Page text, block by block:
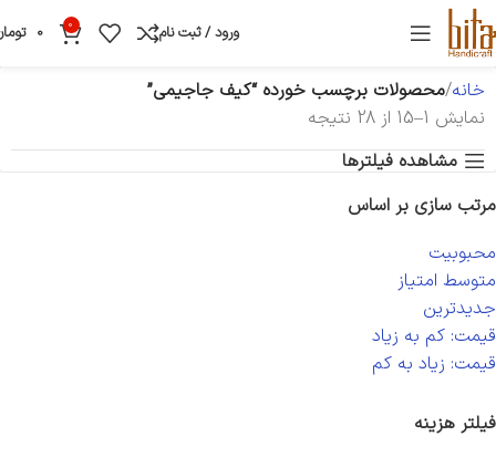
ورود / ثبت نام 0
0
خانه محصولات برچسب خورده “کیف جاجیمی”
نمایش 1–15 از 28 نتیجه
مشاهده فیلترها
مرتب سازی بر اساس
محبوبیت
متوسط امتیاز
جدیدترین
قیمت: کم به زیاد
قیمت: زیاد به کم
فیلتر هزینه